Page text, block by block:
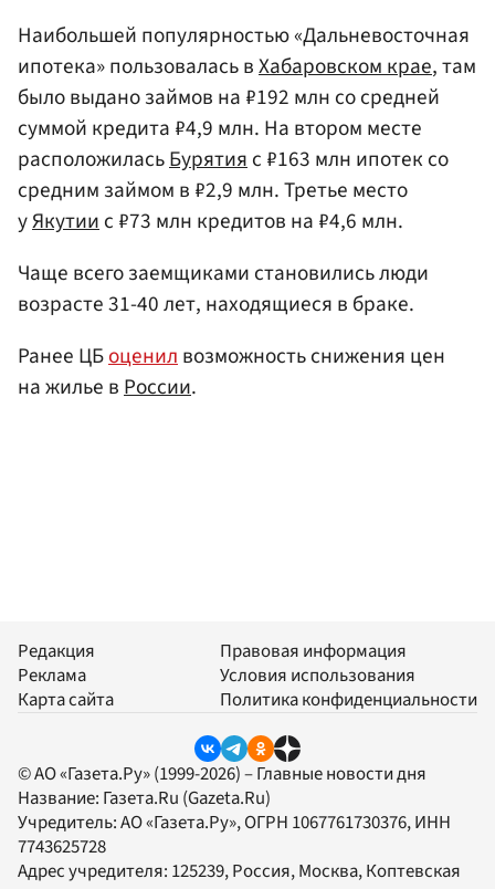
Наибольшей популярностью «Дальневосточная
ипотека» пользовалась вХабаровском крае, там
было выдано займов на ₽192 млн со средней
суммой кредита ₽4,9 млн. На втором месте
расположиласьБурятияс ₽163 млн ипотек со
средним займом в ₽2,9 млн. Третье место
уЯкутиис ₽73 млн кредитов на ₽4,6 млн.
Чаще всего заемщиками становились люди
возрасте 31-40 лет, находящиеся в браке.
Ранее ЦБоценилвозможность снижения цен
на жилье вРоссии.
Редакция
Реклама
Карта сайта
Правовая информация
Условия использования
Политика конфиденциальности
© АО «Газета.Ру» (1999-2026) – Главные новости дня
Название: Газета.Ru (Gazeta.Ru)
Учредитель:АО «Газета.Ру», ОГРН 1067761730376, ИНН
7743625728
Адрес учредителя: 125239, Россия, Москва, Коптевская